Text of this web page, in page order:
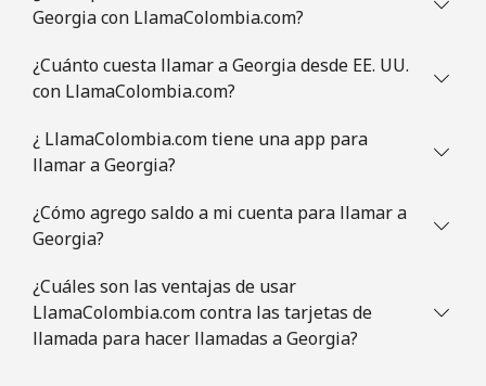
⁦$5⁩
Celular ⁦28.9c⁩
17 min por
⁦17c⁩
Guinea
Línea fija ⁦96.5c⁩ 5 min por ⁦$5⁩
Guinea Bissau
Georgia con LlamaColombia.com?
¿Cuánto cuesta llamar a Georgia desde EE. UU.
con LlamaColombia.com?
¿ LlamaColombia.com tiene una app para
llamar a Georgia?
¿Cómo agrego saldo a mi cuenta para llamar a
Georgia?
¿Cuáles son las ventajas de usar
LlamaColombia.com contra las tarjetas de
llamada para hacer llamadas a Georgia?